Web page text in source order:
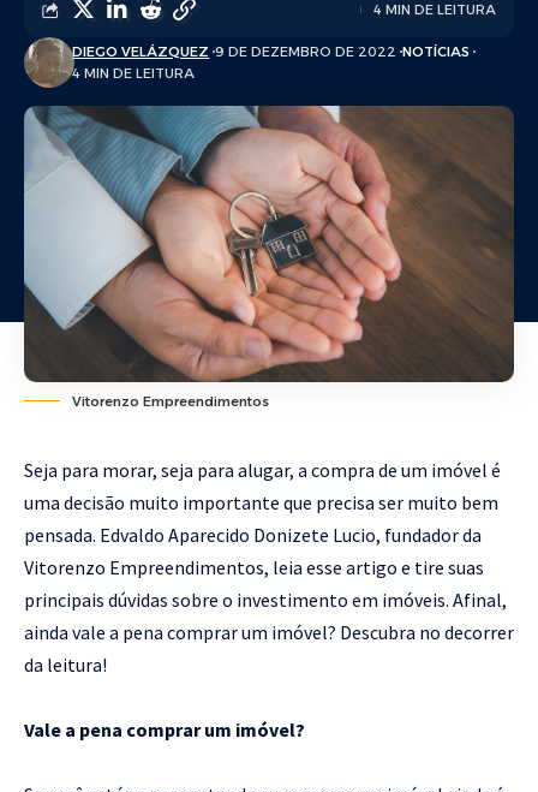
DIEGO VELÁZQUEZ 9 DE DEZEMBRO DE 2022 NOTÍCIAS
4 MIN DE LEITURA
4 MIN DE LEITURA
Vitorenzo Empreendimentos
Seja para morar, seja para alugar, a compra de um imóvel é
uma decisão muito importante que precisa ser muito bem
pensada. Edvaldo Aparecido Donizete Lucio, fundador da
Vitorenzo Empreendimentos, leia esse artigo e tire suas
principais dúvidas sobre o investimento em imóveis. Afinal,
ainda vale a pena comprar um imóvel? Descubra no decorrer
da leitura!
Vale a pena comprar um imóvel?